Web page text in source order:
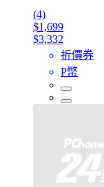
(4)
$1,699
$3,332
折價券
P幣